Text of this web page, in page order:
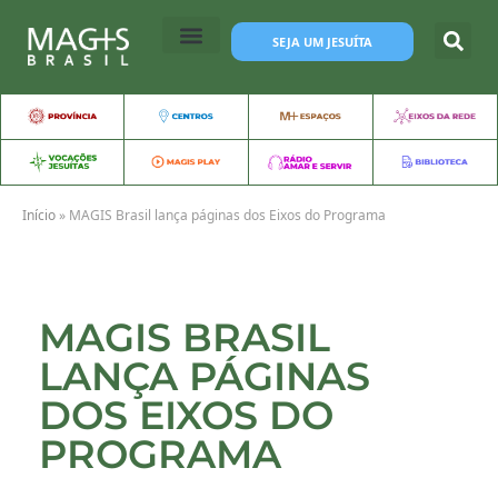
SEJA UM JESUÍTA
Início » MAGIS Brasil lança páginas dos Eixos do Programa
MAGIS BRASIL
LANÇA PÁGINAS
DOS EIXOS DO
PROGRAMA